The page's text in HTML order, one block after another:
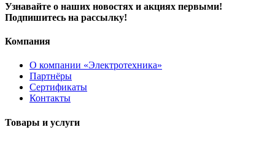
Узнавайте о наших новостях и акциях первыми!
Подпишитесь на рассылку!
Компания
О компании «Электротехника»
Партнёры
Сертификаты
Контакты
Товары и услуги